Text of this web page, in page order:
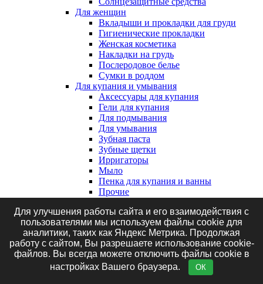
Для женщин
Вкладыши и прокладки для груди
Гигиенические прокладки
Женская косметика
Накладки на грудь
Послеродовое белье
Сумки в роддом
Для купания и умывания
Аксессуары для купания
Гели для купания
Для подмывания
Для умывания
Зубная паста
Зубные щетки
Ирригаторы
Мыло
Пенка для купания и ванны
Прочие
Экстракты для купания, травяные
сборы и соль
Клеенки, наматрасники и впитывающие
пеленки
Впитывающие пеленки
Клеенки
Для улучшения работы сайта и его взаимодействия с
пользователями мы используем файлы cookie для
аналитики, таких как Яндекс Метрика. Продолжая
работу с сайтом, Вы разрешаете использование cookie-
файлов. Вы всегда можете отключить файлы cookie в
настройках Вашего браузера.
ОК